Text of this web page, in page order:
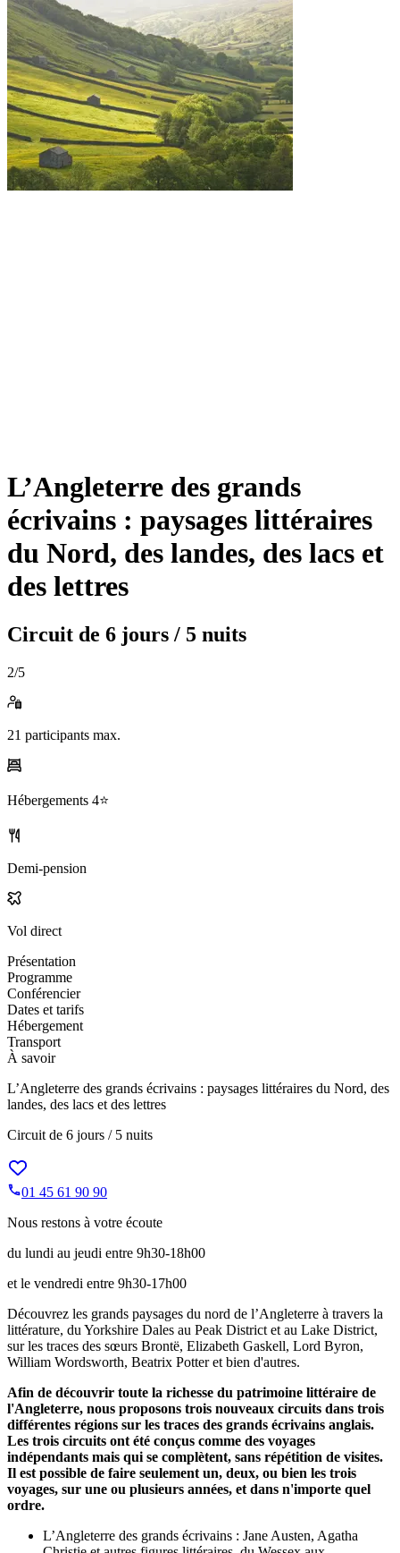
L’Angleterre des grands
écrivains : paysages littéraires
du Nord, des landes, des lacs et
des lettres
Circuit de 6 jours / 5 nuits
2/5
21 participants max.
Hébergements 4⭐️
Demi-pension
Vol direct
Présentation
Programme
Conférencier
Dates et tarifs
Hébergement
Transport
À savoir
L’Angleterre des grands écrivains : paysages littéraires du Nord, des
landes, des lacs et des lettres
Circuit de 6 jours / 5 nuits
01 45 61 90 90
Nous restons à votre écoute
du lundi au jeudi entre 9h30-18h00
et le vendredi entre 9h30-17h00
Découvrez les grands paysages du nord de l’Angleterre à travers la
littérature, du Yorkshire Dales au Peak District et au Lake District,
sur les traces des sœurs Brontë, Elizabeth Gaskell, Lord Byron,
William Wordsworth, Beatrix Potter et bien d'autres.
Afin de découvrir toute la richesse du patrimoine littéraire de
l'Angleterre, nous proposons trois nouveaux circuits dans trois
différentes régions sur les traces des grands écrivains anglais.
Les trois circuits ont été conçus comme des voyages
indépendants mais qui se complètent, sans répétition de visites.
Il est possible de faire seulement un, deux, ou bien les trois
voyages, sur une ou plusieurs années, et dans n'importe quel
ordre.
L’Angleterre des grands écrivains : Jane Austen, Agatha